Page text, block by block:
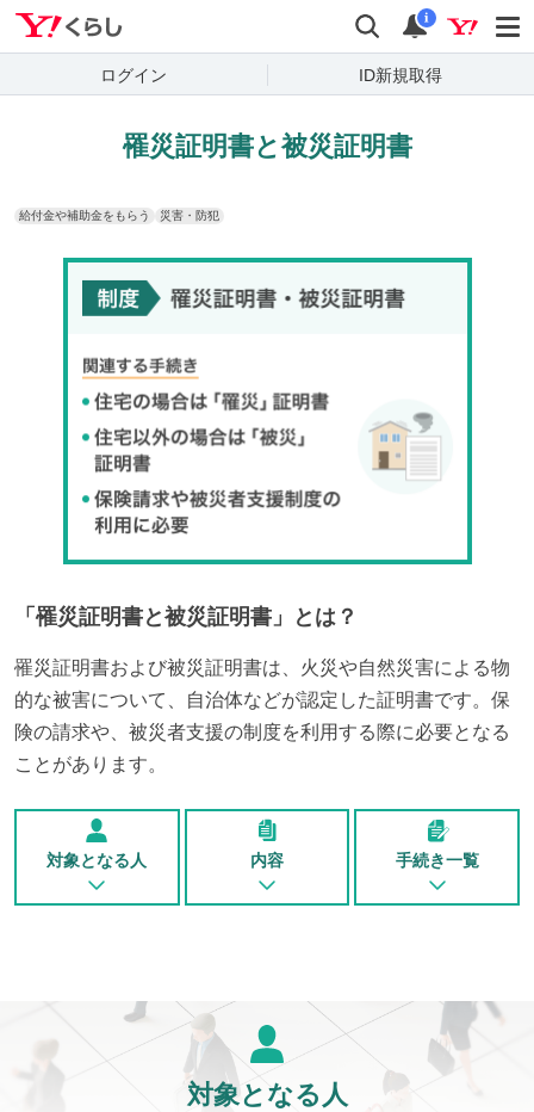
検索 通知
i
ログイン ID新規取得
罹災証明書と被災証明書
給付金や補助金をもらう 災害・防犯
「 罹災証明書と被災証明書 」とは？
罹災証明書および被災証明書は、火災や自然災害による物
的な被害について、自治体などが認定した証明書です。保
険の請求や、被災者支援の制度を利用する際に必要となる
ことがあります。
対象となる人 内容 手続き一覧
対象となる人